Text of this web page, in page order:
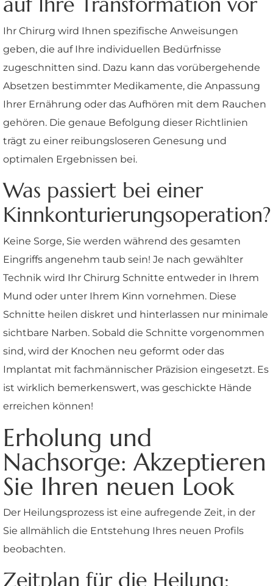
Ihr Chirurg wird Ihnen spezifische Anweisungen
geben, die auf Ihre individuellen Bedürfnisse
zugeschnitten sind. Dazu kann das vorübergehende
Absetzen bestimmter Medikamente, die Anpassung
Ihrer Ernährung oder das Aufhören mit dem Rauchen
gehören. Die genaue Befolgung dieser Richtlinien
trägt zu einer reibungsloseren Genesung und
optimalen Ergebnissen bei.
Was passiert bei einer
Kinnkonturierungsoperation?
Keine Sorge, Sie werden während des gesamten
Eingriffs angenehm taub sein! Je nach gewählter
Technik wird Ihr Chirurg Schnitte entweder in Ihrem
Mund oder unter Ihrem Kinn vornehmen. Diese
Schnitte heilen diskret und hinterlassen nur minimale
sichtbare Narben. Sobald die Schnitte vorgenommen
sind, wird der Knochen neu geformt oder das
Implantat mit fachmännischer Präzision eingesetzt. Es
ist wirklich bemerkenswert, was geschickte Hände
erreichen können!
Erholung und
Nachsorge: Akzeptieren
Sie Ihren neuen Look
Der Heilungsprozess ist eine aufregende Zeit, in der
Sie allmählich die Entstehung Ihres neuen Profils
beobachten.
Zeitplan für die Heilung: